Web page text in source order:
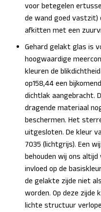
voor betegelen
de wand goed vastzit)
afkitten met een
Gehard gelakt glas is
hoogwaardige
kleuren de
op158,44 een
dichtlak aangebracht.
dragende materiaal
beschermen. Het
uitgesloten. De kleur
7035 (lichtgrijs). Een
behouden wij ons
invloed op de
de gelakte zijde niet
worden. Op deze
lichte structuur